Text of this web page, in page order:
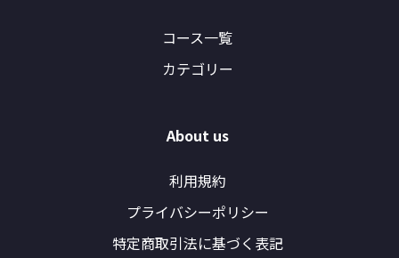
コース一覧
カテゴリー
About us
利用規約
プライバシーポリシー
特定商取引法に基づく表記